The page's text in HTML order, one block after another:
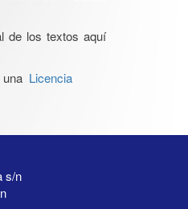
de los textos aquí
Licencia
s/n